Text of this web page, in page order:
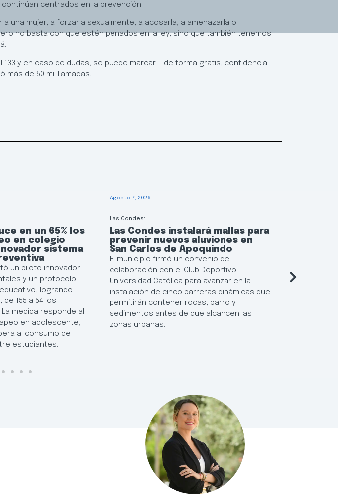
continúan centrados en la prevención.
una mujer, a forzarla sexualmente, a acosarla, a amenazarla o
no basta con que estén penados en la ley, sino que también tenemos
y en caso de dudas, se puede marcar – de forma gratis, confidencial
más de 50 mil llamadas.
en un 65% los
en colegio
sistema
un piloto innovador
y un protocolo
logrando
de 155 a 54 los
medida responde al
en adolescente,
al consumo de
estudiantes.
Agosto 7, 2026
Las Condes:
Las Condes instalará mallas para
prevenir nuevos aluviones en
San Carlos de Apoquindo
El municipio firmó un convenio de
colaboración con el Club Deportivo
Universidad Católica para avanzar en la
instalación de cinco barreras dinámicas que
permitirán contener rocas, barro y
sedimentos antes de que alcancen las
zonas urbanas.